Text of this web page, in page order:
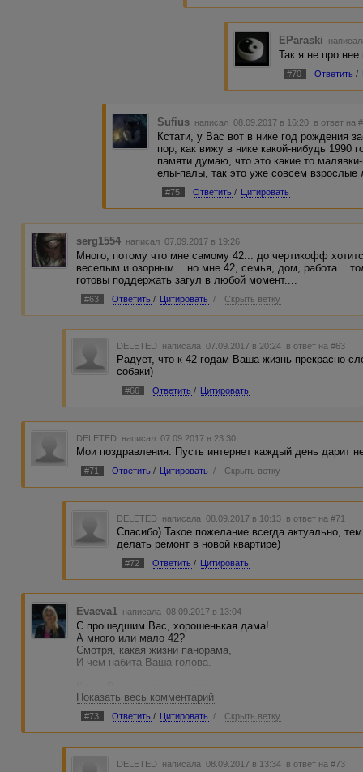
EParaski
Так я не про
#70 Ответить /
Sufius написал 08.09.2017 в 16:20 в ответ на
Кстати, у Вас вот в нике год рождения
пор, как вижу в нике какой-нибудь
памяти думаю, что это какие то
елы-палы, так это уже совсем
#75 Ответить / Цитировать
serg1554 написал 07.09.2017 в 19:26
Много, потому что мне самому 42... до чертикофф
веселым и озорным... но мне 42, семья, дом, работа...
готовы поддержать загул в любой момент....
#63 Ответить / Цитировать / Скрыть ветку
DELETED написала 07.09.2017 в 20:24 в ответ на #63
Радует, что к 42 годам Ваша жизнь прекрасно
собаки)
#66 Ответить / Цитировать
DELETED написал 07.09.2017 в 23:30
Мои поздравления. Пусть интернет каждый день дарит
#71 Ответить / Цитировать / Скрыть ветку
DELETED написала 08.09.2017 в 10:13 в ответ на #71
Спасибо) Такое пожелание всегда актуально,
делать ремонт в новой квартире)
#72 Ответить / Цитировать
Evaeva1 написала 08.09.2017 в 13:04
С прошедшим Вас, хорошенькая дама!
А много или мало 42?
Смотря, какая жизни панорама,
И чем набита Ваша голова.
Работать силы есть, еще — шутить,
Порою даже мыслите наивно,
Всегда в самом ликвиде можно быть.
А если Вы устали, сели ровно,
Улыбки нет, усталость на лице,
Показать весь комментарий
#73 Ответить / Цитировать / Скрыть ветку
DELETED написала 08.09.2017 в 13:34 в ответ на #73